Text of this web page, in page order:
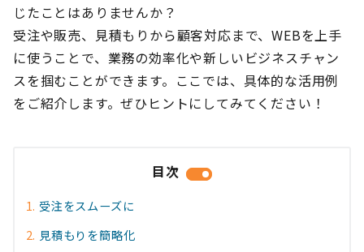
じたことはありませんか？
受注や販売、見積もりから顧客対応まで、WEBを上手
に使うことで、業務の効率化や新しいビジネスチャン
スを掴むことができます。ここでは、具体的な活用例
をご紹介します。ぜひヒントにしてみてください！
目次
受注をスムーズに
見積もりを簡略化